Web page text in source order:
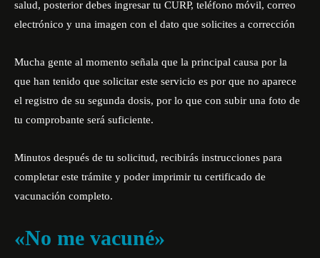
salud, posterior debes ingresar tu CURP, teléfono móvil, correo
electrónico y una imagen con el dato que solicites a corrección
Mucha gente al momento señala que la principal causa por la
que han tenido que solicitar este servicio es por que no aparece
el registro de su segunda dosis, por lo que con subir una foto de
tu comprobante será suficiente.
Minutos después de tu solicitud, recibirás instrucciones para
completar este trámite y poder imprimir tu certificado de
vacunación completo.
«No me vacuné»